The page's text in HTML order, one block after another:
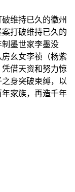
维持已久的徽州
打破维持已久的
墨世家李墨没
幺女李祯（杨紫
借天资和努力惊
身突破束缚，以
家族，再造千年